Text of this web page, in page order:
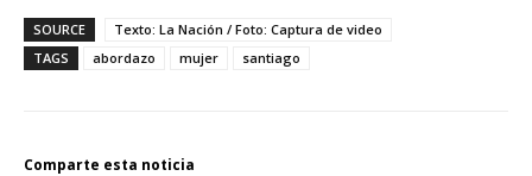
SOURCE
Texto: La Nación / Foto: Captura de video
TAGS
abordazo mujer santiago
Comparte esta noticia